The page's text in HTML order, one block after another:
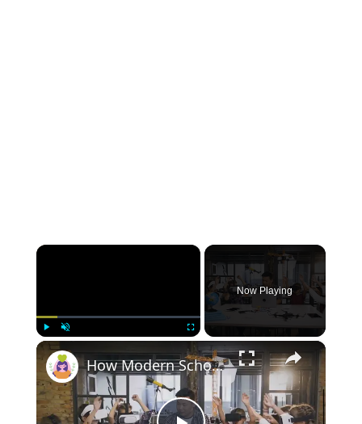
×
Fullscreen
Now Playing
×
How Modern Schools are Adapting to Better Support Students and Families